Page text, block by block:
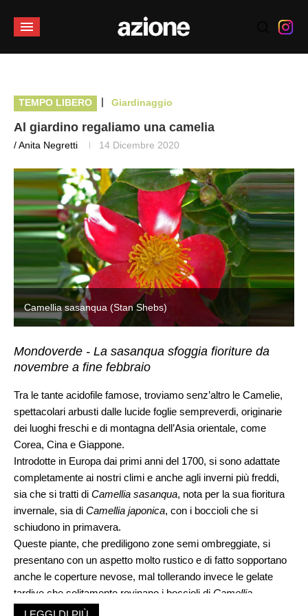
TEMPO LIBERO | Giardinaggio
Al giardino regaliamo una camelia
/ Anita Negretti 14 Dicembre 2020
Camellia sasanqua (Stan Shebs)
Mondoverde - La sasanqua sfoggia fioriture da
novembre a fine febbraio
Tra le tante acidofile famose, troviamo senz’altro le Camelie,
spettacolari arbusti dalle lucide foglie sempreverdi, originarie
dei luoghi freschi e di montagna dell’Asia orientale, come
Corea, Cina e Giappone.
Introdotte in Europa dai primi anni del 1700, si sono adattate
completamente ai nostri climi e anche agli inverni più freddi,
sia che si tratti di Camellia sasanqua, nota per la sua fioritura
invernale, sia di Camellia japonica, con i boccioli che si
schiudono in primavera.
Queste piante, che prediligono zone semi ombreggiate, si
presentano con un aspetto molto rustico e di fatto sopportano
anche le coperture nevose, mal tollerando invece le gelate
tardive che solitamente rovinano i boccioli di Camellia
japonica. Per tentare di evitare questo disagio, si può utilizzare